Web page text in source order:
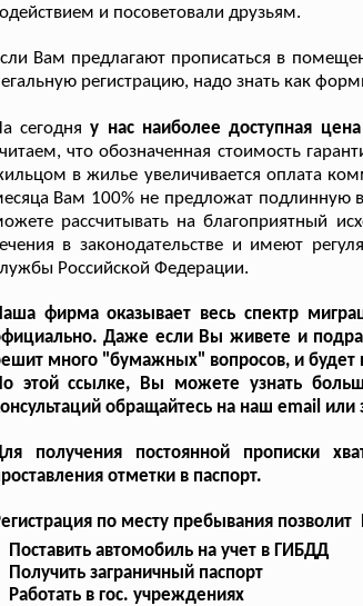
и посоветовали друзьям.
Вам предлагают прописаться в
регистрацию, надо знать как
сегодня у нас наиболее доступная
что обозначенная стоимость
в жилье увеличивается оплата
Вам 100% не предложат подлинную
рассчитывать на благоприятный
в законодательстве и имеют
Российской Федерации.
фирма оказывает весь спектр
Даже если Вы живете и
много "бумажных" вопросов, и будет
этой ссылке, Вы можете узнать
обращайтесь на наш email или
получения постоянной прописки
отметки в паспорт.
по месту пребывания
Поставить автомобиль на учет в ГИБДД
Получить заграничный паспорт
Работать в гос. учреждениях